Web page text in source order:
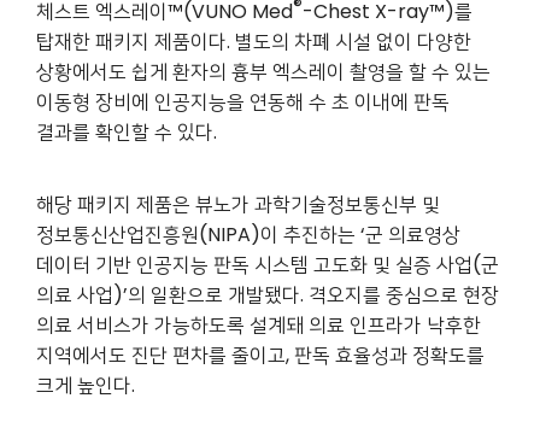
체스트 엑스레이™(VUNO Med®-Chest X-ray™)를
탑재한 패키지 제품이다. 별도의 차폐 시설 없이 다양한
상황에서도 쉽게 환자의 흉부 엑스레이 촬영을 할 수 있는
이동형 장비에 인공지능을 연동해 수 초 이내에 판독
결과를 확인할 수 있다.
해당 패키지 제품은 뷰노가 과학기술정보통신부 및
정보통신산업진흥원(NIPA)이 추진하는 ‘군 의료영상
데이터 기반 인공지능 판독 시스템 고도화 및 실증 사업(군
의료 사업)’의 일환으로 개발됐다. 격오지를 중심으로 현장
의료 서비스가 가능하도록 설계돼 의료 인프라가 낙후한
지역에서도 진단 편차를 줄이고, 판독 효율성과 정확도를
크게 높인다.